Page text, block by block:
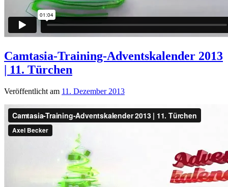
Camtasia-Training-Adventskalender 2013
| 11. Türchen
Veröffentlicht am 11. Dezember 2013